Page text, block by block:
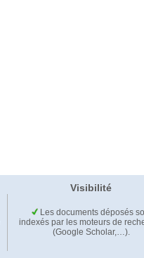
Visibilité
Les documents déposés
indexés par les moteurs de
(Google Scholar,…).